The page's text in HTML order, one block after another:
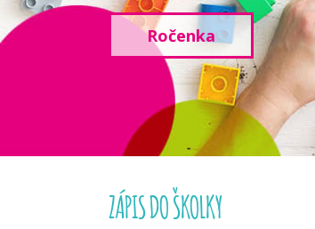
Ročenka
ZÁPIS DO ŠKOLKY